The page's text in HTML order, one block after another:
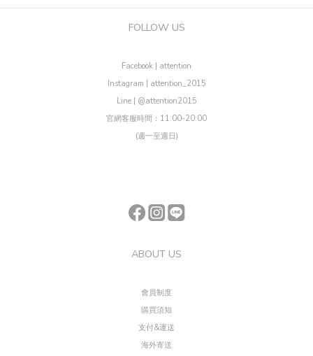
FOLLOW US
Facebook | attention
Instagram | attention_2015
Line | @attention2015
官網客服時間：11:00-20:00
(週一至週日)
ABOUT US
會員制度
購買須知
支付&運送
海外寄送